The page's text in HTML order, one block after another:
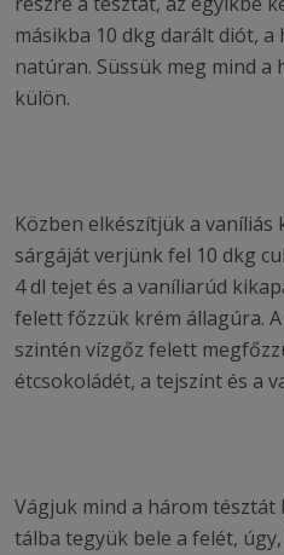
másikba 10 dkg darált diót,
natúran. Süssük meg mind
külön.
Közben elkészítjük a vaníliás
sárgáját verjünk fel 10 dkg
4 dl tejet és a vaníliarúd
felett főzzük krém állagúra.
szintén vízgőz felett
étcsokoládét, a tejszínt és a
Vágjuk mind a három tésztát
tálba tegyük bele a felét,